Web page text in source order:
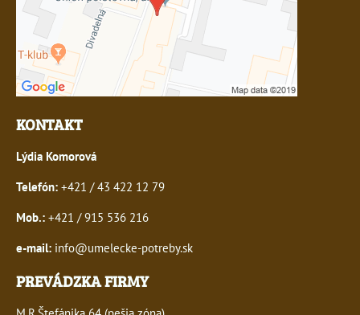
KONTAKT
Lýdia Komorová
Telefón: +421 / 43 422 12 79
Mob.: +421 / 915 536 216
e-mail: info@umelecke-potreby.sk
PREVÁDZKA FIRMY